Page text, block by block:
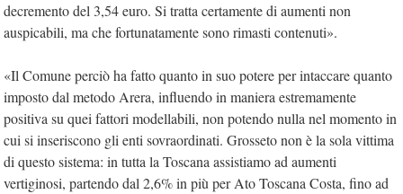
decremento del 3,54 euro. Si tratta certamente di aumenti non
auspicabili, ma che fortunatamente sono rimasti contenuti».
«Il Comune perciò ha fatto quanto in suo potere per intaccare quanto
imposto dal metodo Arera, influendo in maniera estremamente
positiva su quei fattori modellabili, non potendo nulla nel momento in
cui si inseriscono gli enti sovraordinati. Grosseto non è la sola vittima
di questo sistema: in tutta la Toscana assistiamo ad aumenti
vertiginosi, partendo dal 2,6% in più per Ato Toscana Costa, fino ad